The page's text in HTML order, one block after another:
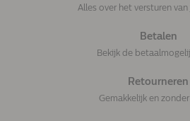
Alles over het versturen
Betalen
Bekijk de
Retourneren
Gemakkelijk en